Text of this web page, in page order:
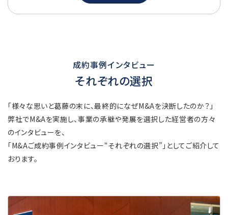
成約事例インタビュー
それぞれの選択
「様々な思いと葛藤の末に、最終的になぜM&Aを決断したのか？」
弊社でM&Aを実施し、事業の承継や発展を選択した経営者の方々
のインタビューを、
「M&Aご成約事例インタビュー“それぞれの選択”」としてご紹介して
おります。